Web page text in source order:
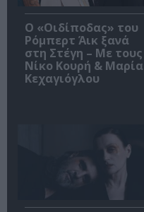
O «Οιδίποδας» του
Ρόμπερτ Άικ ξανά
στη Στέγη – Με τους
Νίκο Κουρή & Μαρία
Κεχαγιόγλου